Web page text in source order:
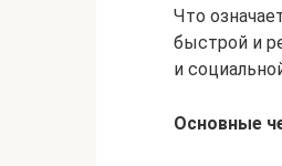
Что
быстрой и
и
Основные